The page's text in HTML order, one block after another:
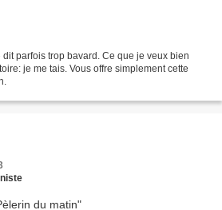
parfois trop bavard. Ce que je veux bien
je me tais. Vous offre simplement cette